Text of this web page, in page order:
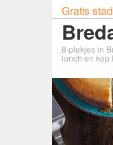
Gratis
8 plekjes in
lunch en kop